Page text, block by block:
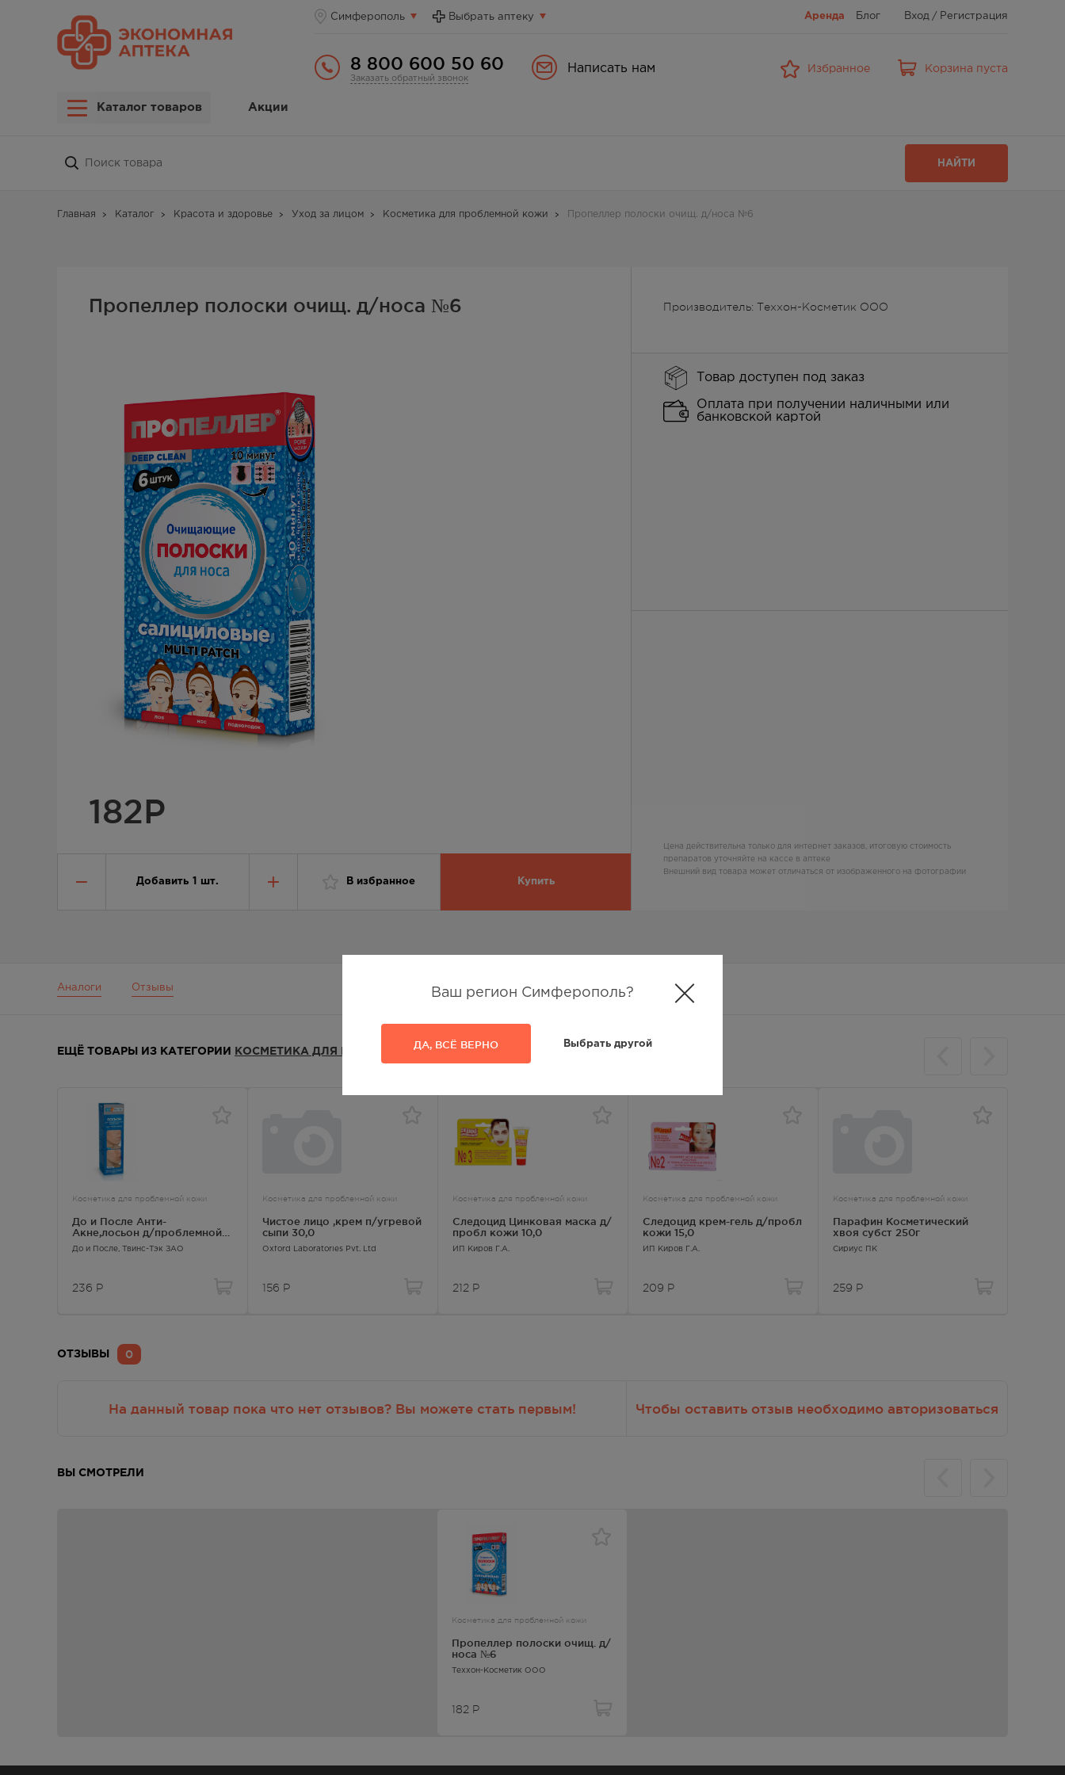
Симферополь
Ваш регион Симферополь?
ДА, ВСЁ ВЕРНО Выбрать другой
Выбрать аптеку Аренда Блог Вход / Регистрация
8 800 600 50 60
Заказать обратный звонок
Написать нам Избранное Корзина пуста
Каталог товаров Акции
НАЙТИ
Главная Каталог Красота и здоровье Уход за лицом Косметика для проблемной кожи Пропеллер полоски очищ. д/носа №6
Пропеллер полоски очищ. д/носа №6
182Р
Добавить 1 шт. В избранное Купить
Производитель: Теххон-Косметик ООО
Товар доступен под заказ
Оплата при получении наличными или
банковской картой
Цена действительна только для интернет заказов, итоговую стоимость
препаратов уточняйте на кассе в аптеке
Внешний вид товара может отличаться от изображенного на фотографии
Аналоги Отзывы
ЕЩЁ ТОВАРЫ ИЗ КАТЕГОРИИ КОСМЕТИКА ДЛЯ ПРОБЛЕМНОЙ КОЖИ
Косметика для проблемной кожи
До и После Анти-
Акне,лосьон д/проблемной
кожи фл 200мл
До и После, Твинс-Тэк ЗАО
236 Р
Косметика для проблемной кожи
Чистое лицо ,крем п/угревой
сыпи 30,0
Oxford Laboratories Pvt. Ltd
156 Р
Косметика для проблемной кожи
Следоцид Цинковая маска д/
пробл кожи 10,0
ИП Киров Г.А.
212 Р
Косметика для проблемной кожи
Следоцид крем-гель д/пробл
кожи 15,0
ИП Киров Г.А.
209 Р
Косметика для проблемной кожи
Парафин Косметический
хвоя субст 250г
Сириус ПК
259 Р
0
ОТЗЫВЫ
Чтобы оставить отзыв необходимо авторизоваться
На данный товар пока что нет отзывов? Вы можете стать первым!
ВЫ СМОТРЕЛИ
Косметика для проблемной кожи
Пропеллер полоски очищ. д/
носа №6
Теххон-Косметик ООО
182 Р